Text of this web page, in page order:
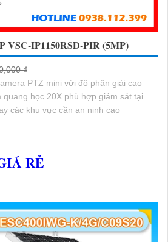
IP1150RSD-PIR (5MP)
₫
PTZ mini với độ phân giải cao
quang học 20X phù hợp giám sát tại
các khu vực cần an ninh cao
RẺ